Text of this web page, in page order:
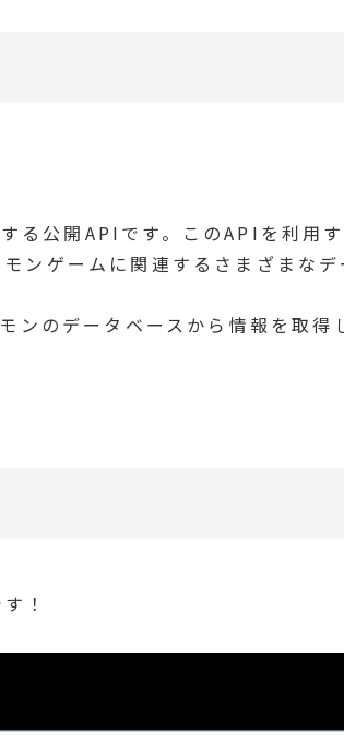
公開APIです。このAPIを利用
ンゲームに関連するさまざまな
ンのデータベースから情報を取得
！